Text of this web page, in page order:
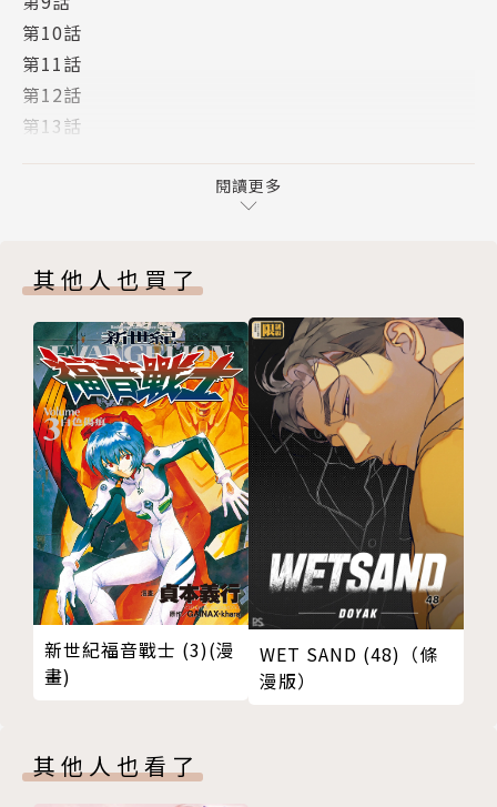
第10話
第11話
第12話
第13話
閱讀更多
其他人也買了
新世紀福音戰士 (3)(漫
畫)
WET SAND (48)（條
漫版）
其他人也看了